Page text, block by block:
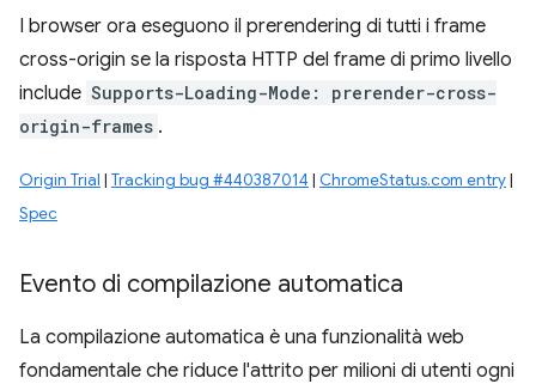
I browser ora eseguono il prerendering di tutti i frame
cross-origin se la risposta HTTP del frame di primo livello
include Supports-Loading-Mode: prerender-cross-
origin-frames .
Origin Trial | Tracking bug #440387014 | ChromeStatus.com entry|
Spec
Evento di compilazione automatica
La compilazione automatica è una funzionalità web
fondamentale che riduce l'attrito per milioni di utenti ogni